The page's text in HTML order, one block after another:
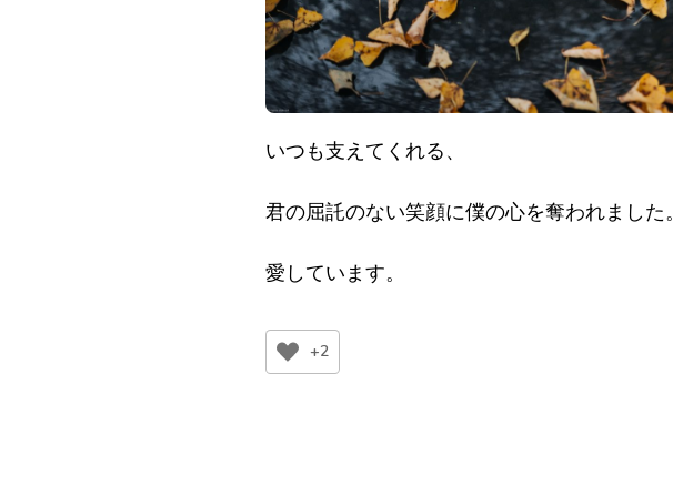
いつも支えてくれる、
君の屈託のない笑顔に僕の心を奪われました。
愛しています。
+2